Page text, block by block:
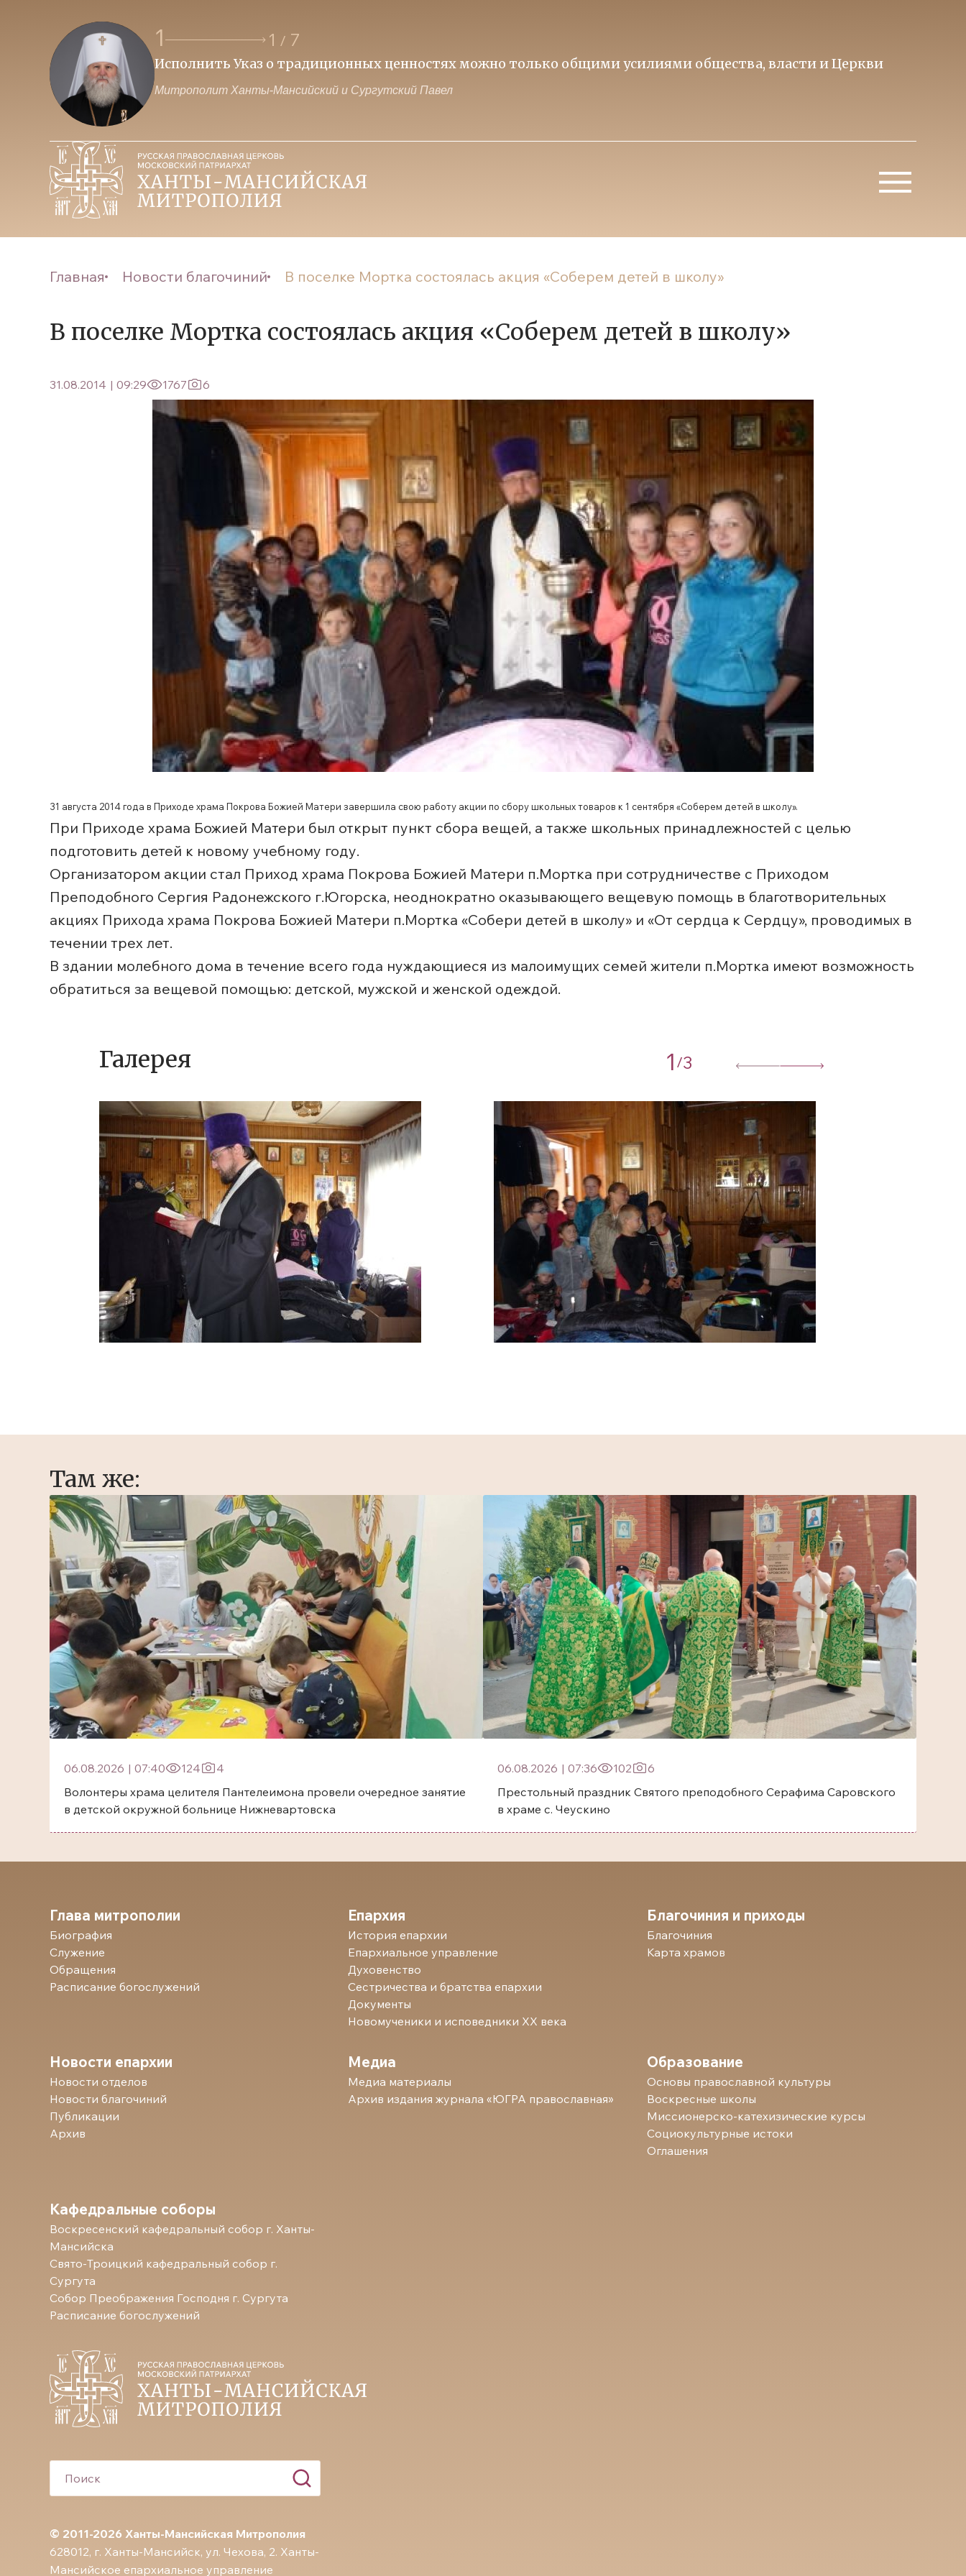
1 1 / 7
Исполнить Указ о традиционных ценностях можно только общими усилиями общества, власти и Церкви
Митрополит Ханты-Мансийский и Сургутский Павел
Главная Новости благочиний В поселке Мортка состоялась акция «Соберем детей в школу»
В поселке Мортка состоялась акция «Соберем детей в школу»
31.08.2014 | 09:29 1767 6
31 августа 2014 года в Приходе храма Покрова Божией Матери завершила свою работу акции по сбору школьных товаров к 1 сентября «Соберем детей в школу».
При Приходе храма Божией Матери был открыт пункт сбора вещей, а также школьных принадлежностей с целью
подготовить детей к новому учебному году.
Организатором акции стал Приход храма Покрова Божией Матери п.Мортка при сотрудничестве с Приходом
Преподобного Сергия Радонежского г.Югорска, неоднократно оказывающего вещевую помощь в благотворительных
акциях Прихода храма Покрова Божией Матери п.Мортка «Собери детей в школу» и «От сердца к Сердцу», проводимых в
течении трех лет.
В здании молебного дома в течение всего года нуждающиеся из малоимущих семей жители п.Мортка имеют возможность
обратиться за вещевой помощью: детской, мужской и женской одеждой.
Галерея 1 /3
Там же:
06.08.2026 | 07:40 124
4
Волонтеры храма целителя Пантелеимона провели очередное занятие
в детской окружной больнице Нижневартовска
06.08.2026 | 07:36 102
6
Престольный праздник Святого преподобного Серафима Саровского
в храме с. Чеускино
© 2011-2026 Ханты-Мансийская Митрополия
628012, г. Ханты-Мансийск, ул. Чехова, 2. Ханты-
Мансийское епархиальное управление
Глава митрополии
Биография
Служение
Обращения
Расписание богослужений
Епархия
История епархии
Епархиальное управление
Духовенство
Сестричества и братства епархии
Документы
Новомученики и исповедники ХХ века
Благочиния и приходы
Благочиния
Карта храмов
Новости епархии
Новости отделов
Новости благочиний
Публикации
Архив
Медиа
Медиа материалы
Архив издания журнала «ЮГРА православная»
Образование
Основы православной культуры
Воскресные школы
Миссионерско-катехизические курсы
Социокультурные истоки
Оглашения
Кафедральные соборы
Воскресенский кафедральный собор г. Ханты-
Мансийска
Свято-Троицкий кафедральный собор г.
Сургута
Собор Преображения Господня г. Сургута
Расписание богослужений